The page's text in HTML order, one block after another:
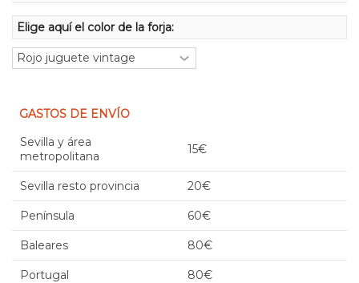
Elige aquí el color de la forja:
GASTOS DE ENVÍO
Sevilla y área
metropolitana
15€
Sevilla resto provincia 20€
Península 60€
Baleares 80€
Portugal 80€